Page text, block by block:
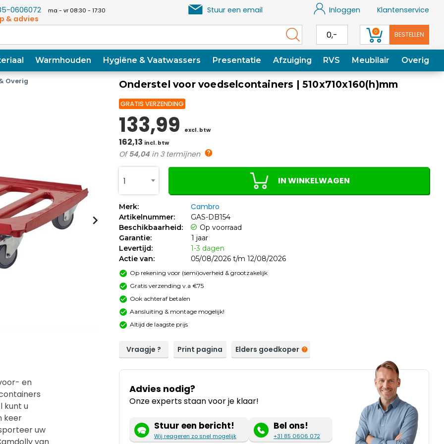
0606072 ma - vr 08:30 - 17:30
& advies
Stuur een email Inloggen Klantenservice
0,- 0 BESTELLEN
Warmhouden Hygiëne & Vaatwassers Presentatie Afzuiging RVS Meubilair Overig
Overig
en
kunt u
keer
uw
Onderstel voor voedselcontainers | 510x710x160(h)mm
GRATIS VERZENDING
133,99 excl. btw
162,13 incl. btw
Of 54,04 in 3 termijnen
1 IN WINKELWAGEN
Merk: Cambro
Artikelnummer:
GAS-DB154
Beschikbaarheid:
Op voorraad
Garantie:
1 jaar
Levertijd:
1-3 dagen
Actie van:
05/08/2026 t/m 12/08/2026
Op rekening voor (semi)overheid & grootzakelijk
Gratis verzending v.a €75
Ook achteraf betalen
Aansluiting & montage mogelijk!
Altijd de laagste prijs
Vraagje ? Print pagina Elders goedkoper
Advies nodig?
Onze experts staan voor je klaar!
Stuur een bericht!
Wij reageren zo snel mogelijk
Bel ons!
+31 85 0606 072